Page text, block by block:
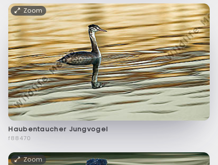
Zoom
Haubentaucher Jungvogel
f88470
Zoom